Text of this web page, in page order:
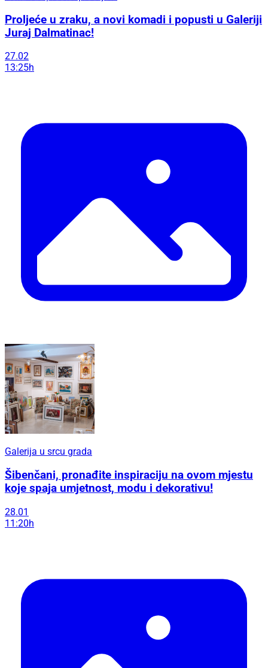
Proljeće u zraku, a novi komadi i popusti u Galeriji
Juraj Dalmatinac!
27.02
13:25h
Galerija u srcu grada
Šibenčani, pronađite inspiraciju na ovom mjestu
koje spaja umjetnost, modu i dekorativu!
28.01
11:20h